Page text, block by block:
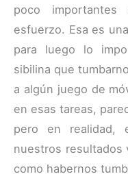
poco
esfuerzo. Esa es
para luego lo
sibilina que
a algún juego de
en esas tareas,
pero en realidad,
nuestros resultados
como habernos